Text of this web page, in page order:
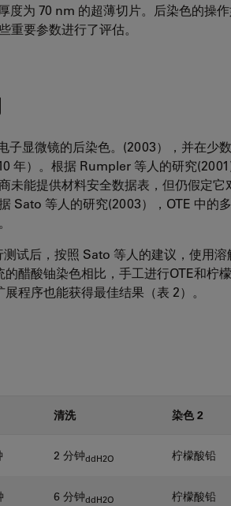
度为 70 nm 的超薄切片。后染色的操
重要参数进行了评估。
子显微镜的后染色。(2003），并在少
年）。根据 Rumpler 等人的研究
未能提供材料安全数据表，但仍假定
Sato 等人的研究(2003），OTE 中的
试后，按照 Sato 等人的建议，使用溶
醋酸铀染色相比，手工进行OTE和柠
程序也能获得最佳结果（表 2）。
清洗 染色 2
2 分钟ddH2O 柠檬酸铅
6 分钟ddH2O 柠檬酸铅